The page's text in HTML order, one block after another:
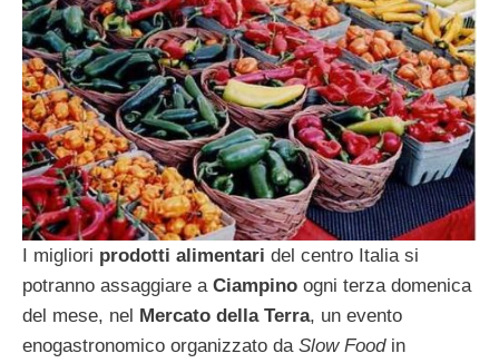
I migliori prodotti alimentari del centro Italia si
potranno assaggiare a Ciampino ogni terza domenica
del mese, nel Mercato della Terra, un evento
enogastronomico organizzato da Slow Foodin